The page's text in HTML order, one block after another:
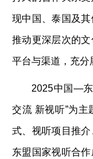
现中国、泰国及其
推动更深层次的
平台与渠道，充分
2025中国—东
交流 新视听”为主
式、视听项目推
东盟国家视听合